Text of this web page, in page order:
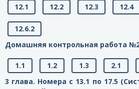
12.1 12.2 12.3 12.4
12.6.2
Домашняя контрольная работа
1.1 1.2 1.3 2.1
3 глава. Номера с 13.1 по 17.5